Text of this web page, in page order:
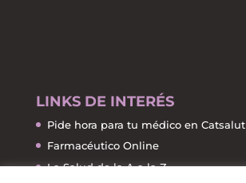
LINKS DE INTERÉS
Pide hora para tu médico en Catsalut
Farmacéutico Online
La Salud de la A a la Z